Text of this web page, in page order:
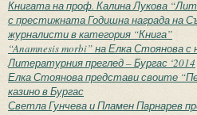
Книгата на проф. Калина Лукова
с престижната Годишна награда на
журналисти в категория “Книга”
“Anamnesis morbi” на Елка Стоянова с
Литературния преглед – Бургас ‘2014
Елка Стоянова представи своите
казино в Бургас
Светла Гунчева и Пламен Парнарев